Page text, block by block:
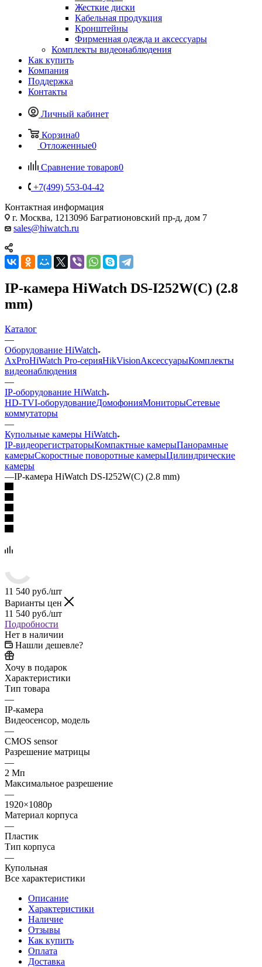
Жесткие диски
Кабельная продукция
Кронштейны
Фирменная одежда и аксессуары
Комплекты видеонаблюдения
Как купить
Компания
Поддержка
Контакты
Личный кабинет
Корзина0
Отложенные0
Сравнение товаров0
+7(499) 553-04-42
Контактная информация
г. Москва, 121309б Багратионовский пр-д, дом 7
sales@hiwatch.ru
IP-камера HiWatch DS-I252W(C) (2.8
mm)
Каталог
—
Оборудование HiWatch
AxProHiWatch Pro-серияHikVisionАксессуарыКомплекты
видеонаблюдения
—
IP-оборудование HiWatch
HD-TVI-оборудованиеДомофонияМониторыСетевые
коммутаторы
—
Купольные камеры HiWatch
IP-видеорегистраторыКомпактные камерыПанорамные
камерыСкоростные поворотные камерыЦилиндрические
камеры
—IP-камера HiWatch DS-I252W(C) (2.8 mm)
11 540 руб./шт
Варианты цен
11 540 руб./шт
Подробности
Нет в наличии
Нашли дешевле?
Хочу в подарок
Характеристики
Тип товара
—
IP-камера
Видеосенсор, модель
—
CMOS sensor
Разрешение матрицы
—
2 Мп
Максимальное разрешение
—
1920×1080p
Материал корпуса
—
Пластик
Тип корпуса
—
Купольная
Все характеристики
Описание
Характеристики
Наличие
Отзывы
Как купить
Оплата
Доставка